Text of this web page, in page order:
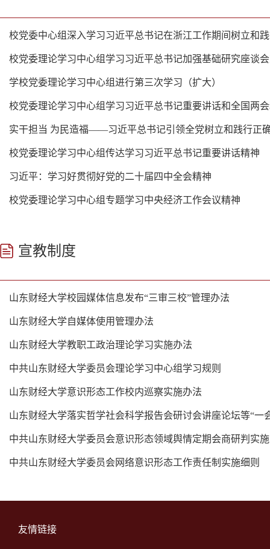
校党委中心组深入学习习近平总书记在浙江工作期间树立和
校党委理论学习中心组学习习近平总书记加强基础研究座谈
学校党委理论学习中心组进行第三次学习（扩大）
校党委理论学习中心组学习习近平总书记重要讲话和全国两
实干担当 为民造福——习近平总书记引领全党树立和践行正
校党委理论学习中心组传达学习习近平总书记重要讲话精神
习近平：学习好贯彻好党的二十届四中全会精神
校党委理论学习中心组专题学习中央经济工作会议精神
宣教制度
山东财经大学校园媒体信息发布“三审三校”管理办法
山东财经大学自媒体使用管理办法
山东财经大学教职工政治理论学习实施办法
中共山东财经大学委员会理论学习中心组学习规则
山东财经大学意识形态工作校内巡察实施办法
山东财经大学落实哲学社会科学报告会研讨会讲座论坛等“一
中共山东财经大学委员会意识形态领域舆情定期会商研判实
中共山东财经大学委员会网络意识形态工作责任制实施细则
友情链接